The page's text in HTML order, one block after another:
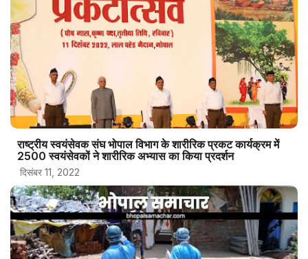
राष्ट्रीय स्वयंसेवक संघ भोपाल विभाग के शारीरिक प्रकट कार्यक्रम में
2500 स्‍वयंसेवकों ने शारीरिक अभ्‍यास का किया प्रदर्शन
दिसंबर 11, 2022